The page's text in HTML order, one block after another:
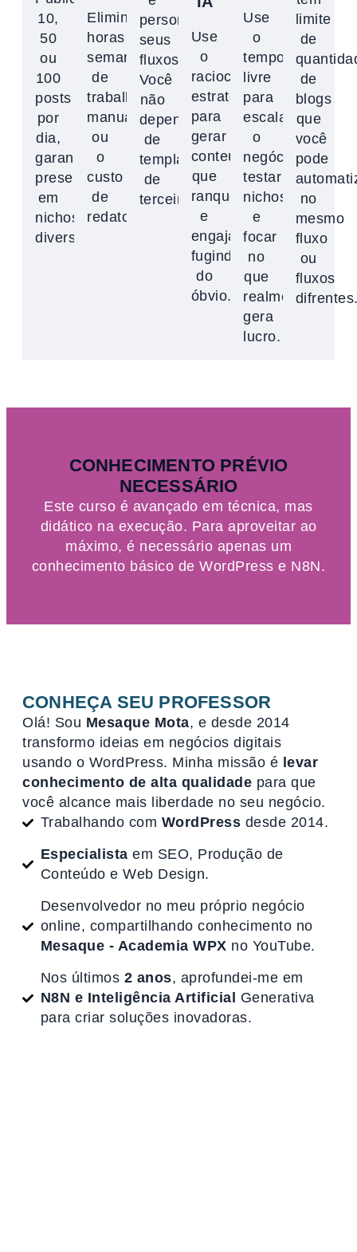
10,
50
ou
100
posts
por
dia,
garantindo
presença
em
nichos
diversos.
Elimine
horas
semanais
de
trabalho
manual
ou
o
custo
de
redatores.
personalize
seus
fluxos.
Você
não
depende
de
templates
de
terceiros.
Use
o
raciocínio
estratégico
para
gerar
conteúdo
que
ranqueia
e
engaja,
fugindo
do
óbvio.
Use
o
tempo
livre
para
escalar
o
negócio,
testar
nichos
e
focar
no
que
realmente
gera
lucro.
limite
de
de
blogs
que
você
pode
no
mesmo
fluxo
ou
fluxos
CONHECIMENTO PRÉVIO
NECESSÁRIO
Este curso é avançado em técnica, mas
didático na execução. Para aproveitar ao
máximo, é necessário apenas um
conhecimento básico de WordPress e N8N.
CONHEÇA SEU PROFESSOR
Olá! Sou Mesaque Mota, e desde 2014
transformo ideias em negócios digitais
usando o WordPress. Minha missão é levar
conhecimento de alta qualidade para que
você alcance mais liberdade no seu negócio.
Trabalhando com WordPress desde 2014.
Especialista em SEO, Produção de
Conteúdo e Web Design.
Desenvolvedor no meu próprio negócio
online, compartilhando conhecimento no
Mesaque - Academia WPX no YouTube.
Nos últimos 2 anos, aprofundei-me em
N8N e Inteligência Artificial
Generativa
para criar soluções inovadoras.